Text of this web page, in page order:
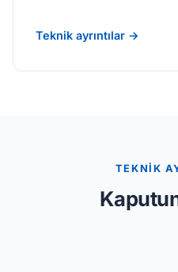
Teknik ayrıntılar →
TEKNİK